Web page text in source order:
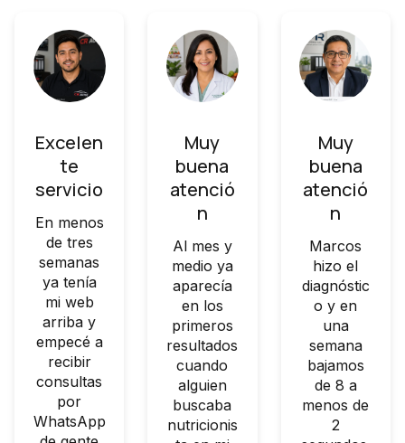
Excelen
te
servicio
En menos
de tres
semanas
ya tenía
mi web
arriba y
empecé a
recibir
consultas
por
WhatsApp
Muy
buena
atenció
n
Al mes y
medio ya
aparecía
en los
primeros
resultados
cuando
alguien
buscaba
nutricionis
Muy
buena
atenció
n
Marcos
hizo el
diagnóstic
o y en
una
semana
bajamos
de 8 a
menos de
2